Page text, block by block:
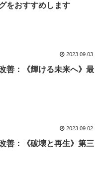
をおすすめします
2023.09.03
善：《輝ける未来へ》最
2023.09.02
善：《破壊と再生》第三